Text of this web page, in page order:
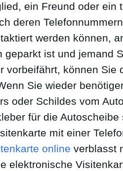
ein Freund oder ein
deren
werden können,
geparkt ist und jemand
vorbeifährt, können Sie
Sie wieder
oder Schildes vom
für die
mit einer
online verblasst
elektronische